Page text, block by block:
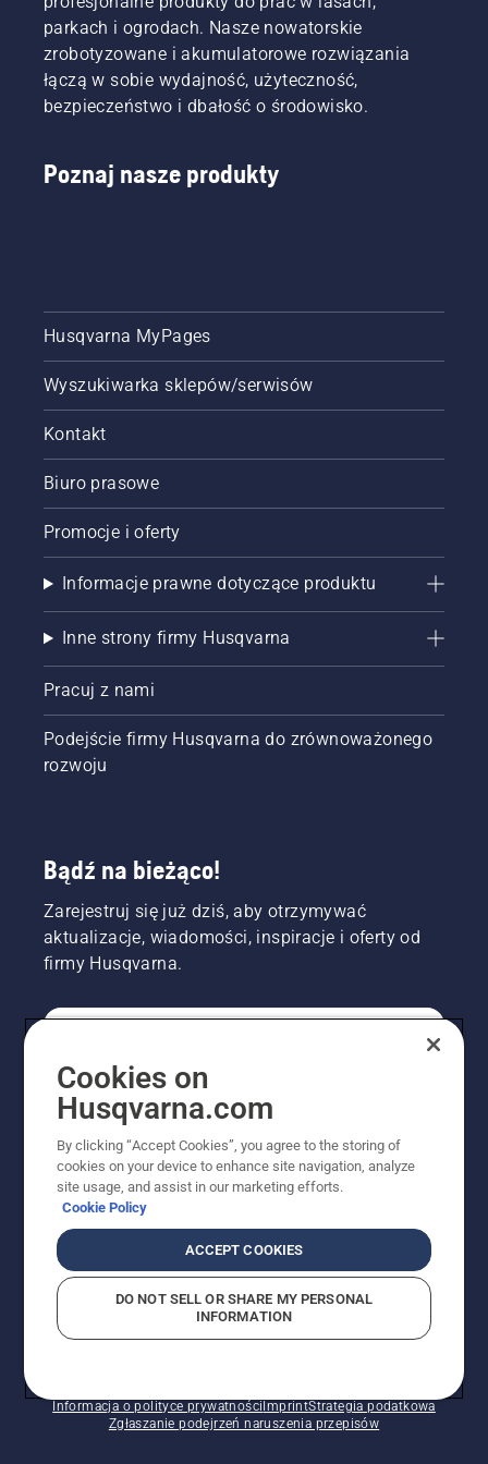
wysiłku.
Poznaj
ofertę
kosiarek
samojezdnych
Husqvarna
idealną
się już o
to
martwić.
Przedstawiamy
przewodnik
dotyczący
naprawy
obrażenia.
parkach i ogrodach. Nasze nowatorskie
zrobotyzowane i akumulatorowe rozwiązania
łączą w sobie wydajność, użyteczność,
bezpieczeństwo i dbałość o środowisko.
Poznaj nasze produkty
Husqvarna MyPages
Wyszukiwarka sklepów/serwisów
Kontakt
Biuro prasowe
Promocje i oferty
Informacje prawne dotyczące produktu
Inne strony firmy Husqvarna
Pracuj z nami
Podejście firmy Husqvarna do zrównoważonego
rozwoju
Bądź na bieżąco!
Zarejestruj się już dziś, aby otrzymywać
aktualizacje, wiadomości, inspiracje i oferty od
firmy Husqvarna.
PROFESJONALISTA
Informacja o polityce prywatności ImprintStrategia podatkowa
Zgłaszanie podejrzeń naruszenia przepisów
Cookies on
Husqvarna.com
By clicking “Accept Cookies”, you agree to the storing of
cookies on your device to enhance site navigation, analyze
site usage, and assist in our marketing efforts.
Cookie Policy
ACCEPT COOKIES
DO NOT SELL OR SHARE MY PERSONAL
INFORMATION